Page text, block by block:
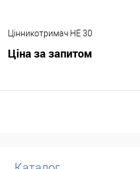
Цінникотримач HE 30
Ціна за запитом